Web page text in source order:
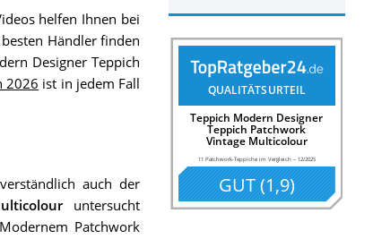
QUALITÄTSURTEIL
Teppich Modern Designer
Teppich Patchwork
Vintage Multicolour
11 Patchwork-Teppiche im Vergleich– 12/2025
GUT(1,9)
helfen Ihnen bei
Händler finden
Designer Teppich
2026 ist in jedem Fall
auch der
untersucht
Patchwork